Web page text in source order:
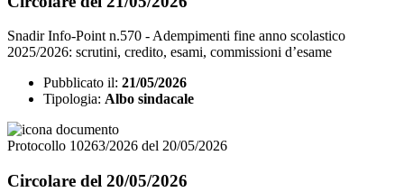
Snadir Info-Point n.570 - Adempimenti fine anno scolastico
2025/2026: scrutini, credito, esami, commissioni d’esame
Pubblicato il: 21/05/2026
Tipologia: Albo sindacale
Protocollo 10263/2026 del 20/05/2026
Circolare del 20/05/2026